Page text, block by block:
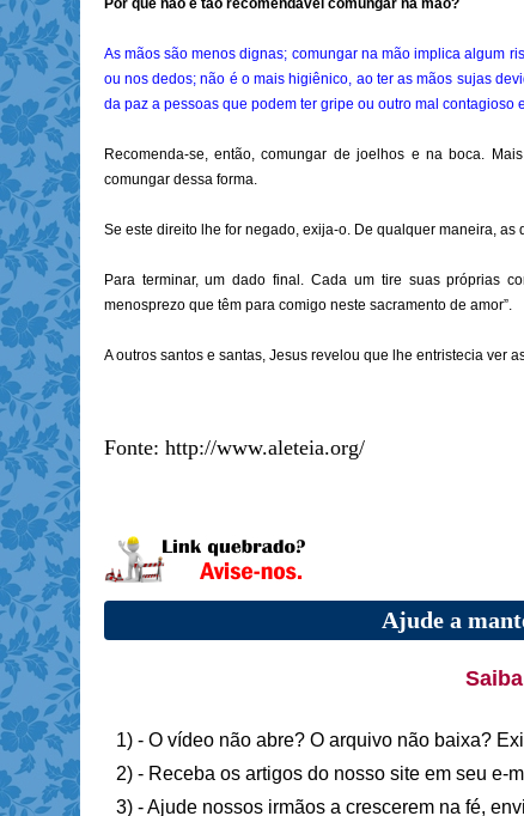
Por que não é tão recomendável comungar na mão?
As mãos são menos dignas; comungar na mão implica algum
ou nos dedos; não é o mais higiênico, ao ter as mãos sujas
da paz a pessoas que podem ter gripe ou outro mal contagioso
Recomenda-se, então, comungar de joelhos e na boca.
comungar dessa forma.
Se este direito lhe for negado, exija-o. De qualquer maneira,
Para terminar, um dado final. Cada um tire suas próprias
menosprezo que têm para comigo neste sacramento de amor”.
A outros santos e santas, Jesus revelou que lhe entristecia ver
Fonte: http://www.aleteia.org/
Ajude a
1) - O vídeo não abre? O arquivo não baixa?
2) - Receba os artigos do nosso site em seu e-
3) - Ajude nossos irmãos a crescerem na fé,